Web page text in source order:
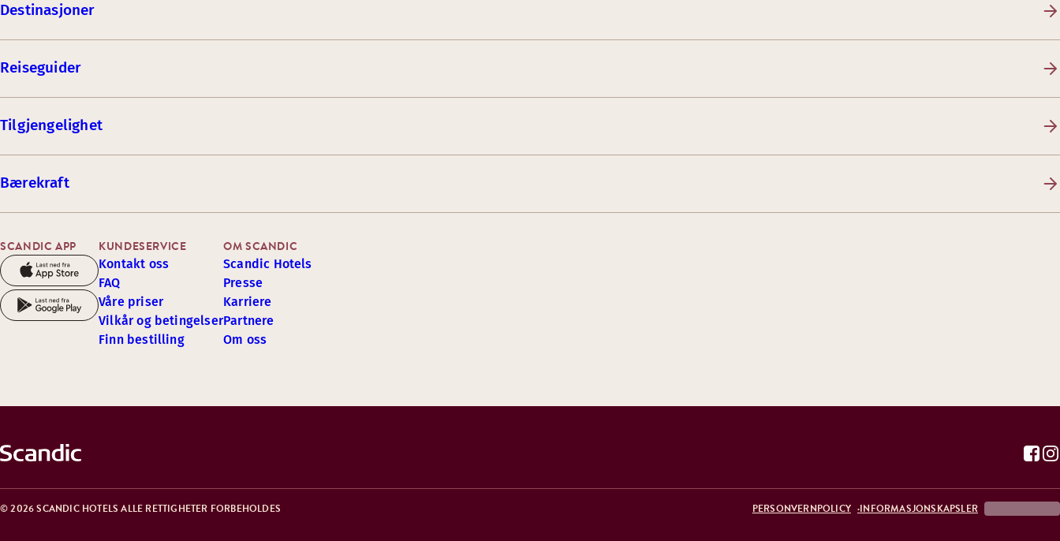
Destinasjoner
Reiseguider
Tilgjengelighet
Bærekraft
SCANDIC APP KUNDESERVICE
Kontakt oss
FAQ
Våre priser
Vilkår og betingelser
Finn bestilling
OM SCANDIC
Scandic Hotels
Presse
Karriere
Partnere
Om oss
© 2026 SCANDIC HOTELS ALLE RETTIGHETER FORBEHOLDES PERSONVERNPOLICY INFORMASJONSKAPSLER